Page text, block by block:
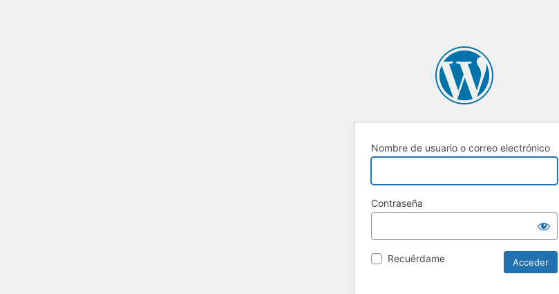
Nombre de usuario o correo electrónico
Contraseña
Recuérdame